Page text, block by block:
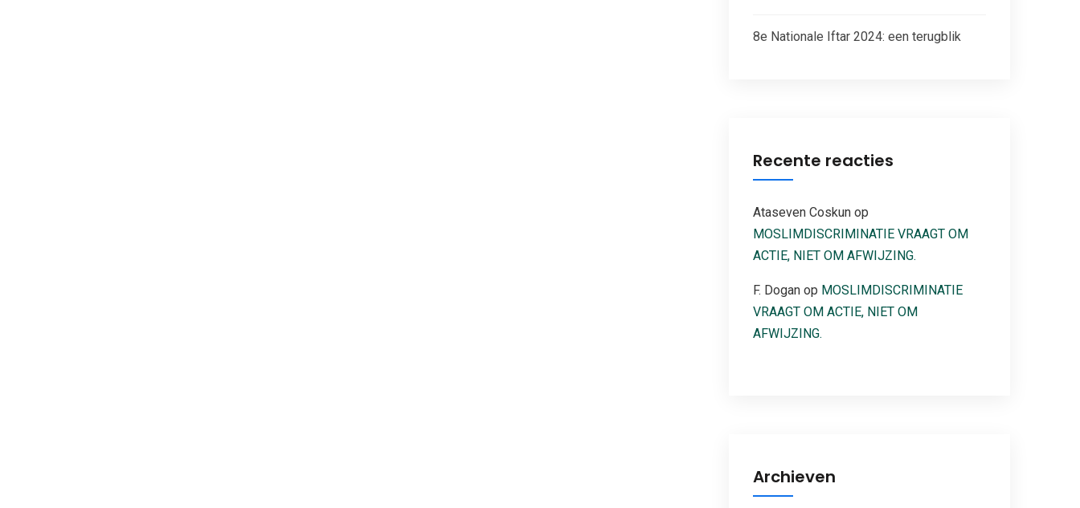
8e Nationale Iftar 2024: een terugblik
Recente reacties
Ataseven Coskun op
MOSLIMDISCRIMINATIE VRAAGT OM
ACTIE, NIET OM AFWIJZING.
F. Dogan op MOSLIMDISCRIMINATIE
VRAAGT OM ACTIE, NIET OM
AFWIJZING.
Archieven